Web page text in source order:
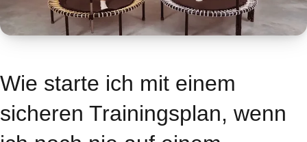
Wie starte ich mit einem
sicheren Trainingsplan, wenn